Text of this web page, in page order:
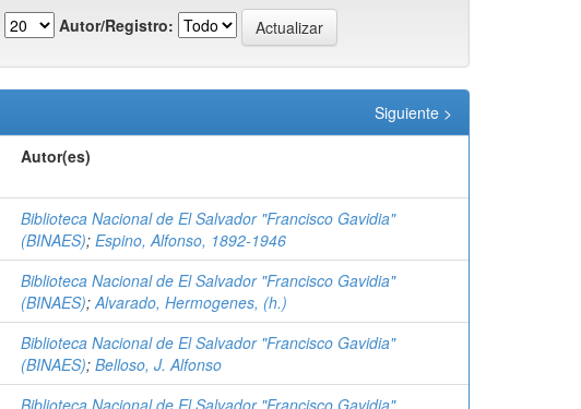
Autor/Registro:
Siguiente >
Autor(es)
Biblioteca Nacional de El Salvador "Francisco Gavidia"
(BINAES); Espino, Alfonso, 1892-1946
Biblioteca Nacional de El Salvador "Francisco Gavidia"
(BINAES);Alvarado, Hermogenes, (h.)
Biblioteca Nacional de El Salvador "Francisco Gavidia"
(BINAES); Belloso, J. Alfonso
Biblioteca Nacional de El Salvador "Francisco Gavidia"